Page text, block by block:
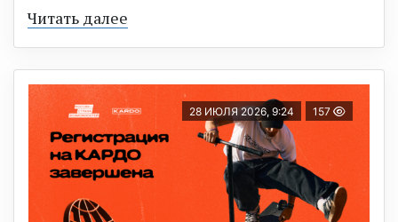
Читать далее
28 ИЮЛЯ 2026, 9:24 157